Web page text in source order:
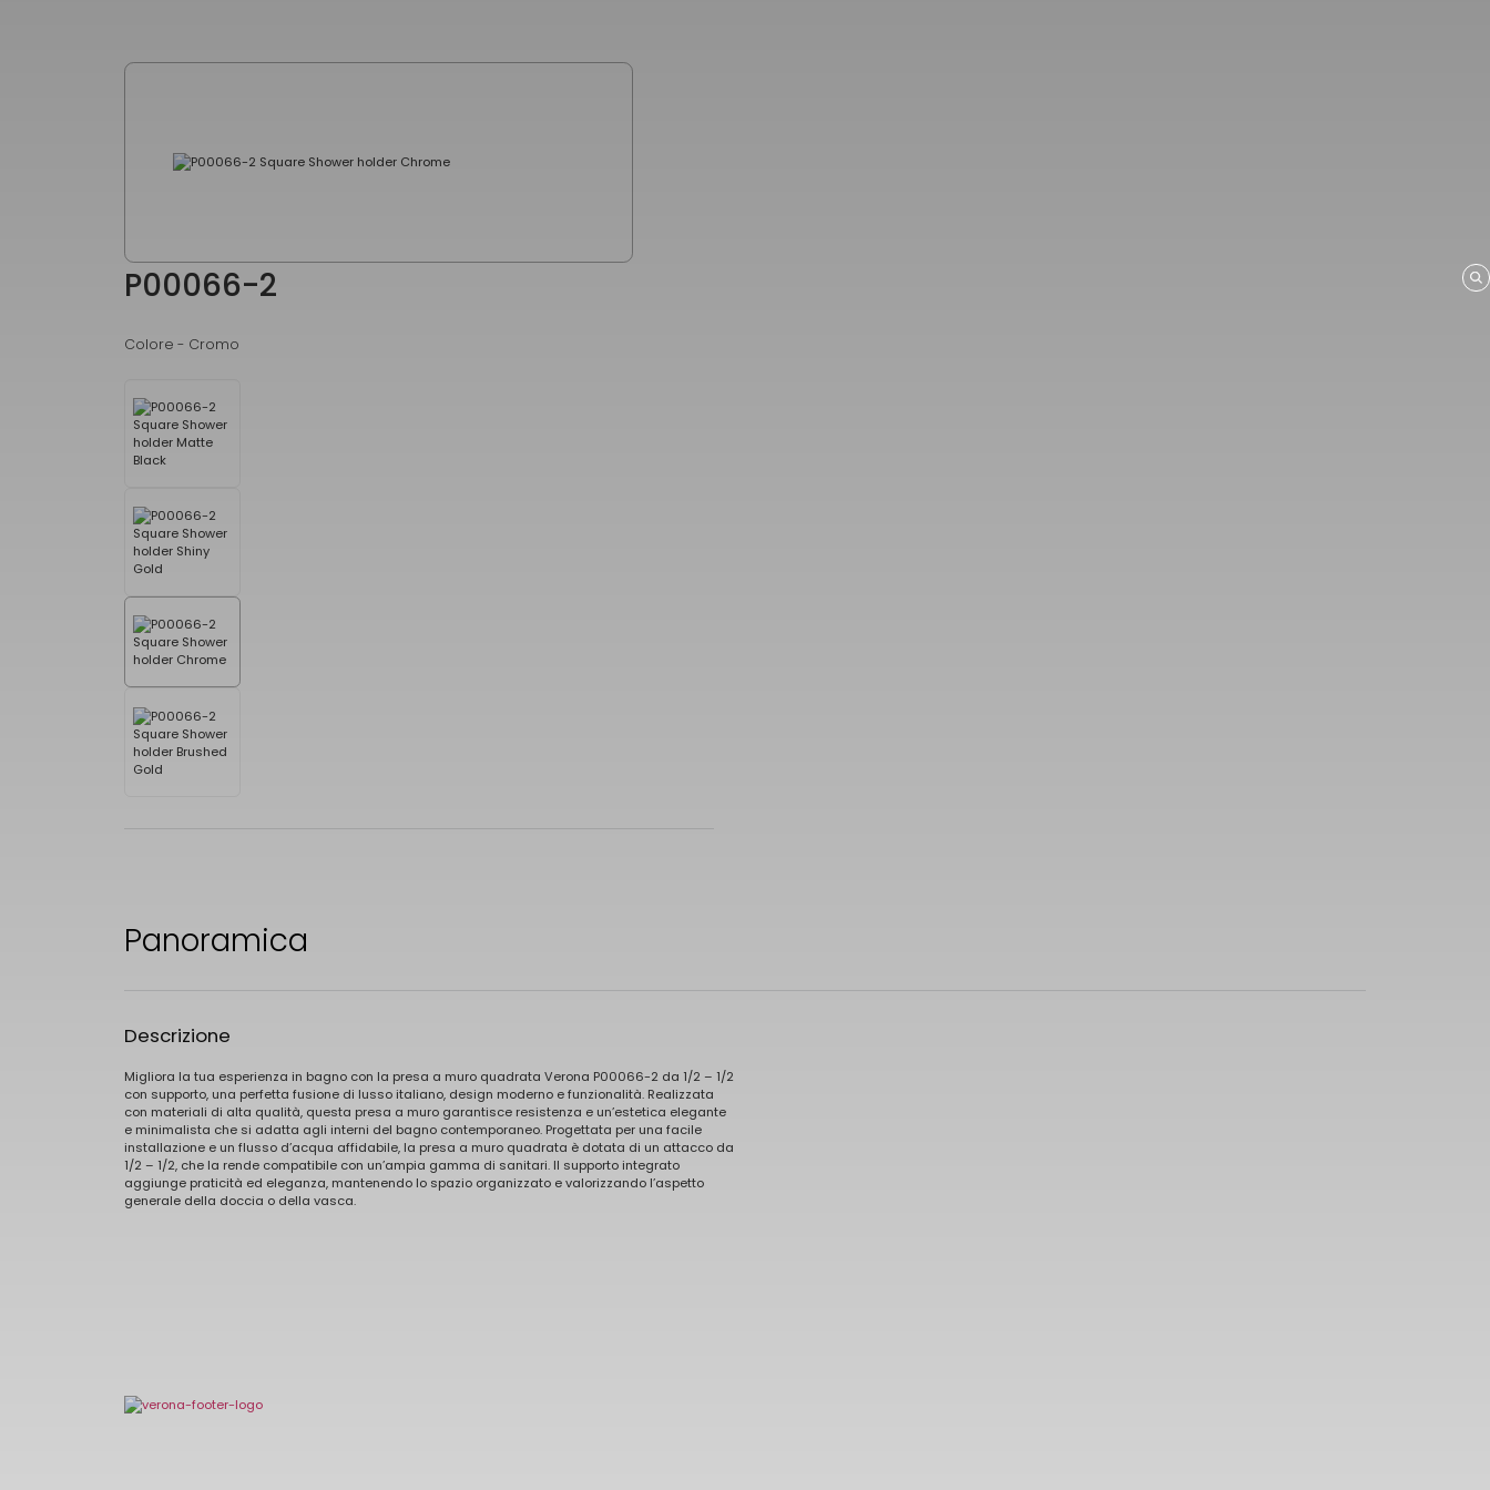
P00066-2
Colore - Cromo
Panoramica
Descrizione
Migliora la tua esperienza in bagno con la presa a muro quadrata Verona P00066-2 da 1/2 – 1/2
con supporto, una perfetta fusione di lusso italiano, design moderno e funzionalità. Realizzata
con materiali di alta qualità, questa presa a muro garantisce resistenza e un’estetica elegante
e minimalista che si adatta agli interni del bagno contemporaneo. Progettata per una facile
installazione e un flusso d’acqua affidabile, la presa a muro quadrata è dotata di un attacco da
1/2 – 1/2, che la rende compatibile con un’ampia gamma di sanitari. Il supporto integrato
aggiunge praticità ed eleganza, mantenendo lo spazio organizzato e valorizzando l’aspetto
generale della doccia o della vasca.